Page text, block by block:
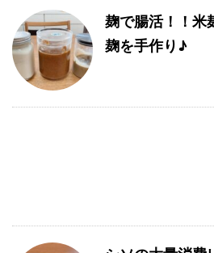
麹で腸活！！米
麹を手作り♪